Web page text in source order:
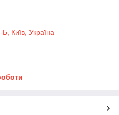
Київ, Україна